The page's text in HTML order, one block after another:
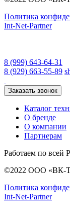
Политика
Int-Net-Partner
8 (999) 643-64-31
8 (929) 663-55-89
Заказать звонок
Каталог
О бренде
О компании
Партнерам
Работаем по всей
©2022 ООО «ВК-
Политика
Int-Net-Partner